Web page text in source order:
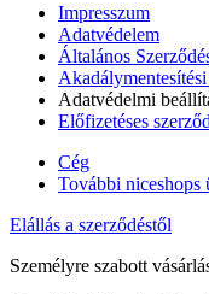
Impresszum
Adatvédelem
Általános
Adatvédelmi
Előfizetéses
Cég
További niceshops
Elállás a szerződéstől
Személyre szabott